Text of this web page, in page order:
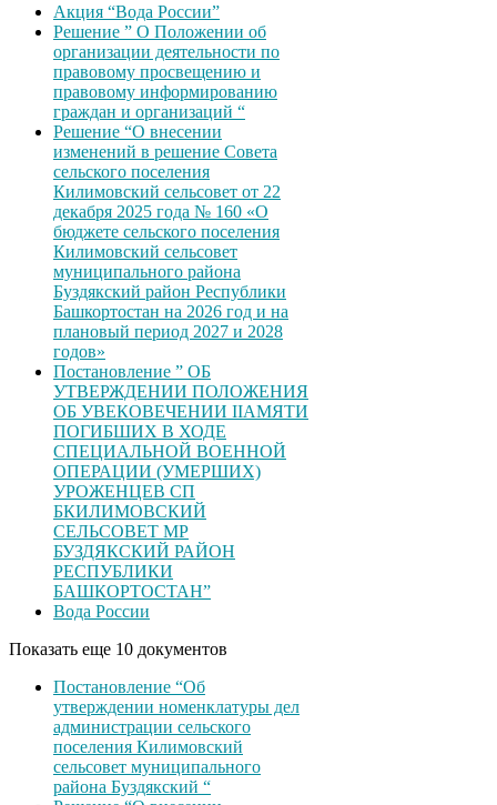
Акция “Вода России”
Решение ” О Положении об
организации деятельности по
правовому просвещению и
правовому информированию
граждан и организаций “
Решение “О внесении
изменений в решение Совета
сельского поселения
Килимовский сельсовет от 22
декабря 2025 года № 160 «О
бюджете сельского поселения
Килимовский сельсовет
муниципального района
Буздякский район Республики
Башкортостан на 2026 год и на
плановый период 2027 и 2028
годов»
Постановление ” ОБ
УТВЕРЖДЕНИИ ПОЛОЖЕНИЯ
ОБ УВЕКОВЕЧЕНИИ ІІАМЯТИ
ПОГИБШИХ В ХОДЕ
СПЕЦИАЛЬНОЙ ВОЕННОЙ
ОПЕРАЦИИ (УМЕРШИХ)
УРОЖЕНЦЕВ CП
БКИЛИМОВСКИЙ
СЕЛЬСОВЕТ МР
БУЗДЯКСКИЙ РАЙОН
РЕСПУБЛИКИ
БАШКОРТОСТАН”
Вода России
Показать еще 10 документов
Постановление “Об
утверждении номенклатуры дел
администрации сельского
поселения Килимовский
сельсовет муниципального
района Буздякский “